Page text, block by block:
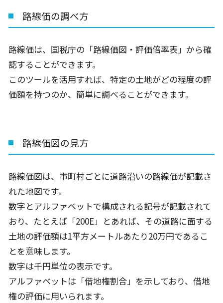
路線価の調べ方
路線価は、国税庁の「路線価図・評価倍率表」から確
認することができます。
このツールを活用すれば、特定の土地がどの程度の評
価額を持つのか、簡単に調べることができます。
路線価図の見方
路線価図は、市町村ごとに道路沿いの路線価が記載さ
れた地図です。
数字とアルファベットで構成される記号が記載されて
おり、たとえば「200E」とあれば、その道路に面する
土地の評価額は1平方メートルあたり20万円であるこ
とを意味します。
数字は千円単位の表示です。
アルファベットは「借地権割合」を示しており、借地
権の評価に用いられます。